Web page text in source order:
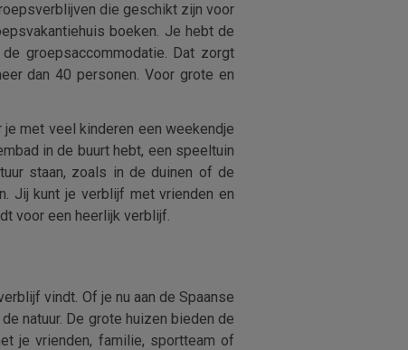
die geschikt zijn voor
boeken. Je hebt de
groepsaccommodatie. Dat zorgt
dan 40 personen. Voor grote en
met veel kinderen een weekendje
in de buurt hebt, een speeltuin
staan, zoals in de duinen of de
Jij kunt je verblijf met vrienden en
voor een heerlijk verblijf.
vindt. Of je nu aan de Spaanse
natuur. De grote huizen bieden de
je vrienden, familie, sportteam of